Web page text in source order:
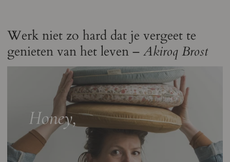
Werk niet zo hard dat je vergeet te
genieten van het leven –Akiroq Brost